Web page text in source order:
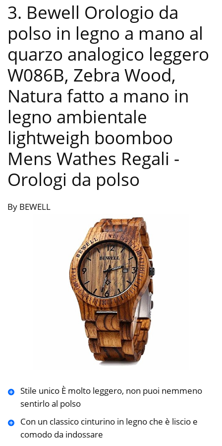
3. Bewell Orologio da
polso in legno a mano al
quarzo analogico leggero
W086B, Zebra Wood,
Natura fatto a mano in
legno ambientale
lightweigh boomboo
Mens Wathes Regali -
Orologi da polso
By BEWELL
Stile unico È molto leggero, non puoi nemmeno
sentirlo al polso
Con un classico cinturino in legno che è liscio e
comodo da indossare